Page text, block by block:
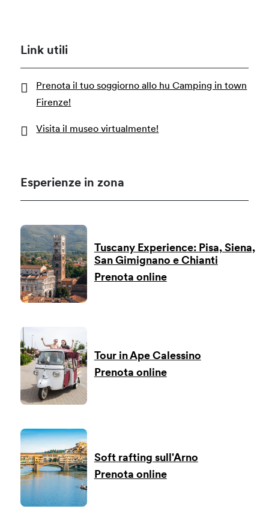
Link utili
Prenota il tuo soggiorno allo hu Camping in town
Firenze!
Visita il museo virtualmente!
Esperienze in zona
Tuscany Experience: Pisa, Siena,
San Gimignano e Chianti
Prenota online
Tour in Ape Calessino
Prenota online
Soft rafting sull'Arno
Prenota online